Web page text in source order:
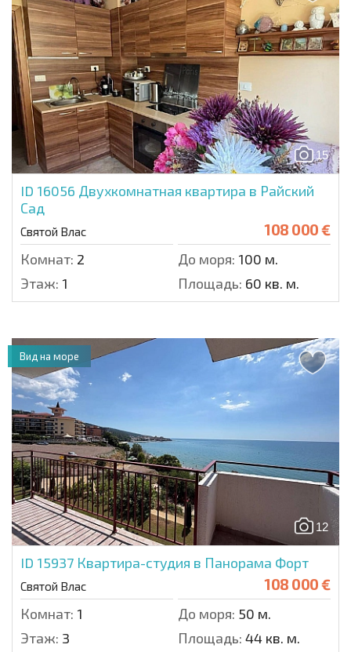
15
ID 16056 Двухкомнатная квартира в Райский
Сад
Святой Влас 108 000 €
Комнат: 2 До моря: 100 м.
Этаж: 1 Площадь: 60 кв. м.
12
ID 15937 Квартира-студия в Панорама Форт
Святой Влас 108 000 €
Комнат: 1 До моря: 50 м.
Этаж: 3 Площадь: 44 кв. м.
Вид на море